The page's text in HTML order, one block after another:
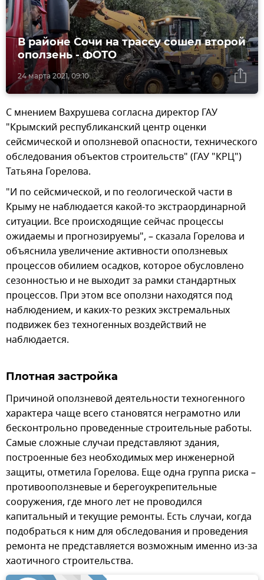
24 марта 2021, 09:10
В районе Сочи на трассу сошел второй
оползень - ФОТО
С мнением Вахрушева согласна директор ГАУ
"Крымский республиканский центр оценки
сейсмической и оползневой опасности, технического
обследования объектов строительств" (ГАУ "КРЦ")
Татьяна Горелова.
"И по сейсмической, и по геологической части в
Крыму не наблюдается какой-то экстраординарной
ситуации. Все происходящие сейчас процессы
ожидаемы и прогнозируемы", – сказала Горелова и
объяснила увеличение активности оползневых
процессов обилием осадков, которое обусловлено
сезонностью и не выходит за рамки стандартных
процессов. При этом все оползни находятся под
наблюдением, и каких-то резких экстремальных
подвижек без техногенных воздействий не
наблюдается.
Плотная застройка
Причиной оползневой деятельности техногенного
характера чаще всего становятся неграмотно или
бесконтрольно проведенные строительные работы.
Самые сложные случаи представляют здания,
построенные без необходимых мер инженерной
защиты, отметила Горелова. Еще одна группа риска –
противооползневые и берегоукрепительные
сооружения, где много лет не проводился
капитальный и текущие ремонты. Есть случаи, когда
подобраться к ним для обследования и проведения
ремонта не представляется возможным именно из-за
хаотичного строительства.